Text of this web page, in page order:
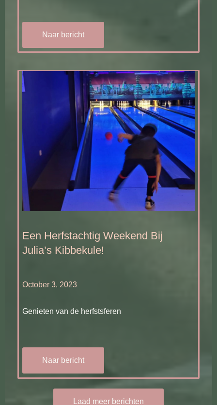
Naar bericht
Een Herfstachtig Weekend Bij
Julia’s Kibbekule!
October 3, 2023
Genieten van de herfstsferen
Naar bericht
Laad meer berichten